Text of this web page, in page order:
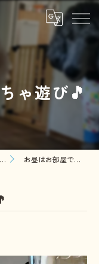
ゃ遊び🎵
お昼はお部屋でおもちゃ遊び🎵